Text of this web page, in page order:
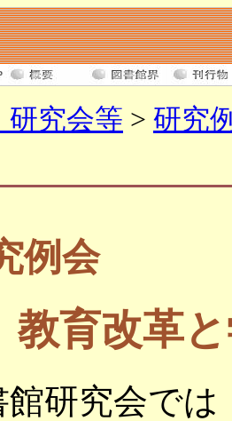
研究会等 > 研究
例会
教育改革
館研究会で